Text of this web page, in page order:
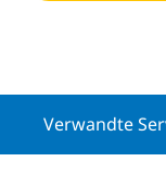
Verwandte